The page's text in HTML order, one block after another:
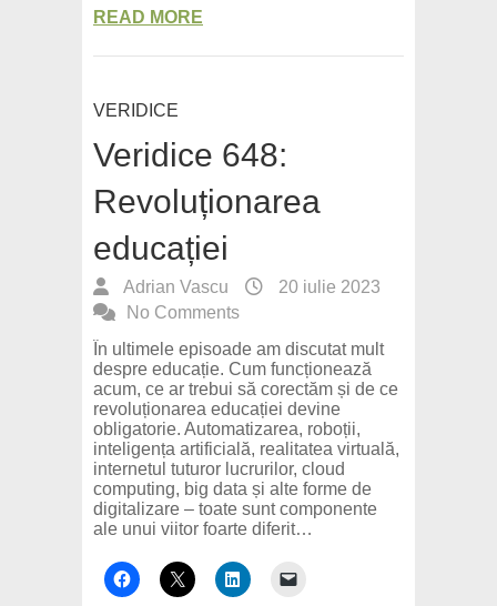
READ MORE
VERIDICE
Veridice 648:
Revoluționarea
educației
Adrian Vascu
20 iulie 2023
No Comments
În ultimele episoade am discutat mult
despre educație. Cum funcționează
acum, ce ar trebui să corectăm și de ce
revoluționarea educației devine
obligatorie. Automatizarea, roboții,
inteligența artificială, realitatea virtuală,
internetul tuturor lucrurilor, cloud
computing, big data și alte forme de
digitalizare – toate sunt componente
ale unui viitor foarte diferit…